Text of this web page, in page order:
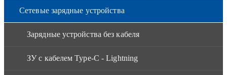
Сетевые зарядные устройства
Зарядные устройства без кабеля
ЗУ с кабелем Type-C - Lightning